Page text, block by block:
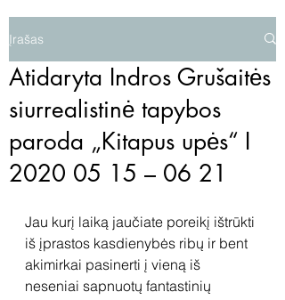
Įrašas
Atidaryta Indros Grušaitės
siurrealistinė tapybos
paroda „Kitapus upės“ I
2020 05 15 – 06 21
Jau kurį laiką jaučiate poreikį ištrūkti
iš įprastos kasdienybės ribų ir bent
akimirkai pasinerti į vieną iš
neseniai sapnuotų fantastinių